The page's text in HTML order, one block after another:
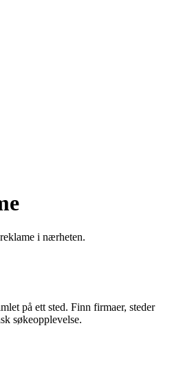
i nærheten.
på ett sted. Finn firmaer, steder
søkeopplevelse.